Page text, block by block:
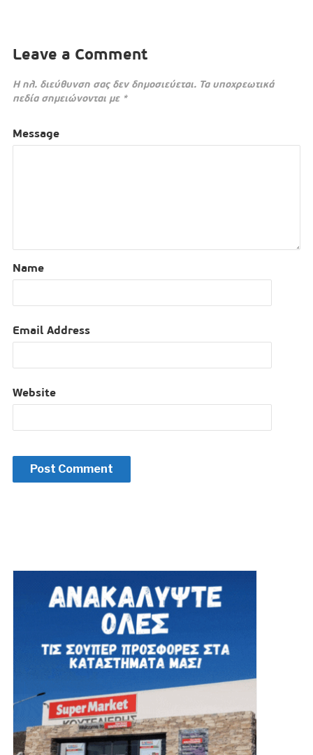
Leave a Comment
Η ηλ. διεύθυνση σας δεν δημοσιεύεται. Τα υποχρεωτικά
πεδία σημειώνονται με *
Message
Name
Email Address
Website